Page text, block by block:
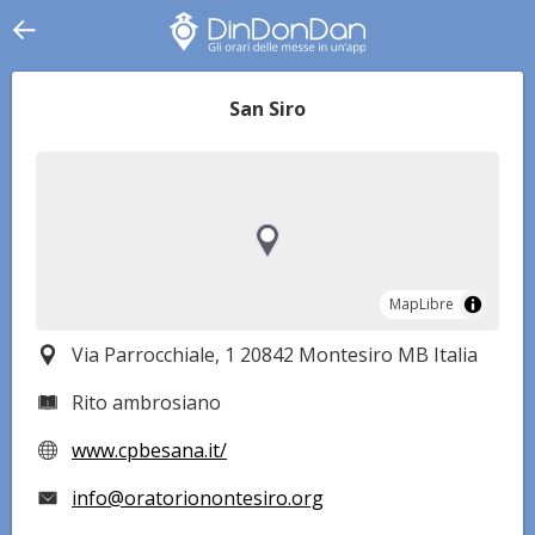
San Siro
MapLibre
MapLibre
Via Parrocchiale, 1 20842 Montesiro MB Italia
Rito ambrosiano
www.cpbesana.it/
info@oratorionontesiro.org